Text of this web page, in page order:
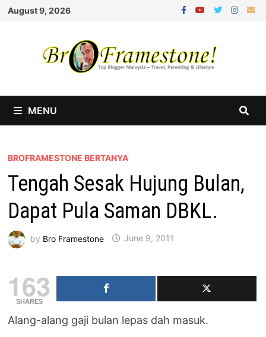
Skip
August 9, 2026
MENU
BROFRAMESTONE BERTANYA
Tengah Sesak Hujung Bulan,
Dapat Pula Saman DBKL.
by Bro Framestone June 9, 2011
163
SHARES
Alang-alang gaji bulan lepas dah masuk.